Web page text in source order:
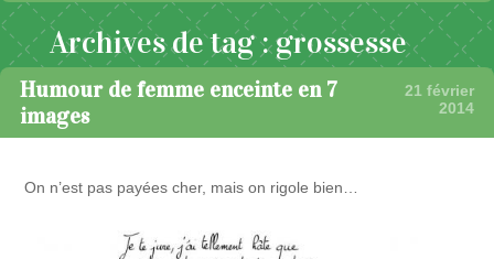
Passer au contenu
Archives de tag :grossesse
Humour de femme enceinte en 7
images
21 février
2014
On n’est pas payées cher, mais on rigole bien…